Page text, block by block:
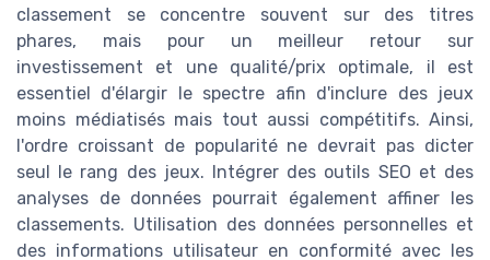
classement se concentre souvent sur des titres
phares, mais pour un meilleur retour sur
investissement et une qualité/prix optimale, il est
essentiel d'élargir le spectre afin d'inclure des jeux
moins médiatisés mais tout aussi compétitifs. Ainsi,
l'ordre croissant de popularité ne devrait pas dicter
seul le rang des jeux. Intégrer des outils SEO et des
analyses de données pourrait également affiner les
classements. Utilisation des données personnelles et
des informations utilisateur en conformité avec les